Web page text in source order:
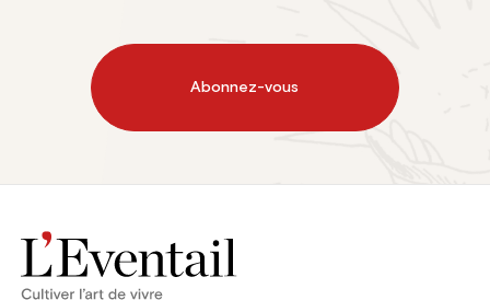
Abonnez-vous